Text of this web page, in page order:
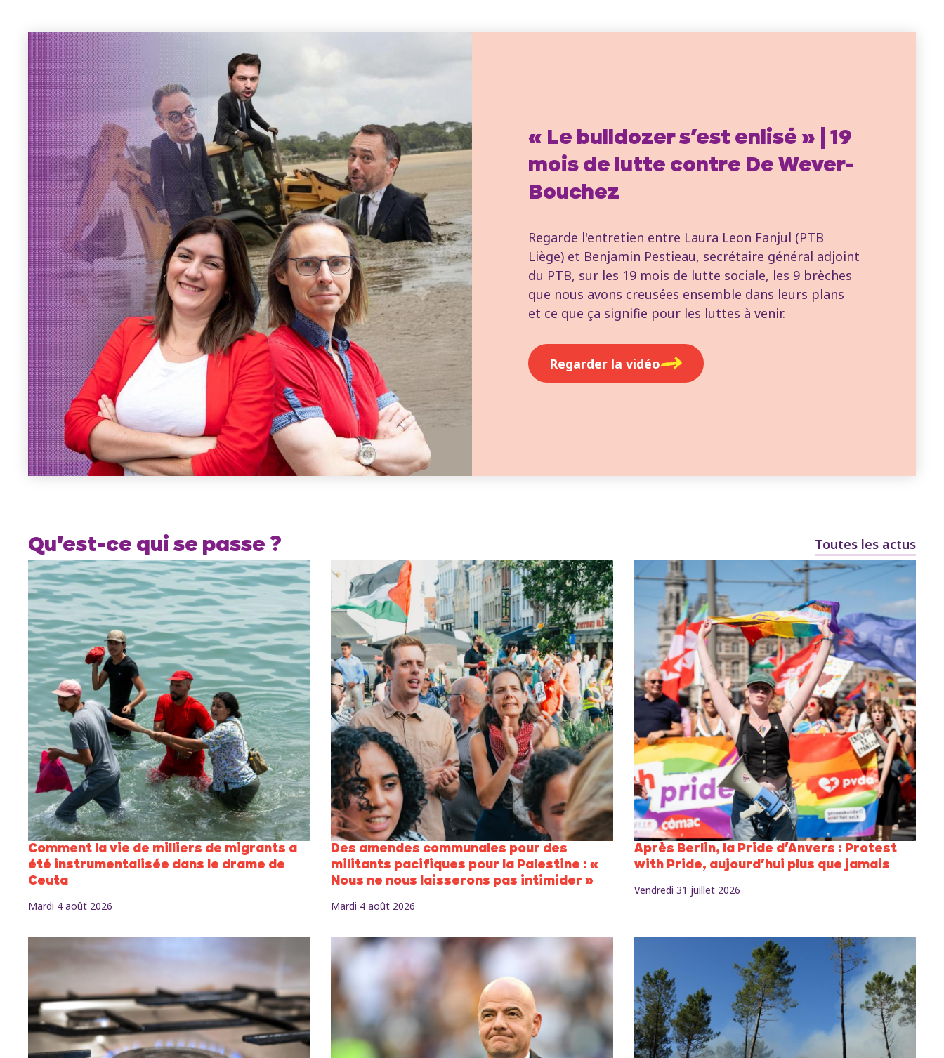
« Le bulldozer s’est enlisé » | 19
mois de lutte contre De Wever-
Bouchez
Regarde l'entretien entre Laura Leon Fanjul (PTB
Liège) et Benjamin Pestieau, secrétaire général adjoint
du PTB, sur les 19 mois de lutte sociale, les 9 brèches
que nous avons creusées ensemble dans leurs plans
et ce que ça signifie pour les luttes à venir.
Regarder la vidéo
Qu'est-ce qui se passe ? Toutes les actus
Comment la vie de milliers de migrants a
été instrumentalisée dans le drame de
Ceuta
Mardi 4 août 2026
Des amendes communales pour des
militants pacifiques pour la Palestine : «
Nous ne nous laisserons pas intimider »
Mardi 4 août 2026
Après Berlin, la Pride d’Anvers : Protest
with Pride, aujourd’hui plus que jamais
Vendredi 31 juillet 2026